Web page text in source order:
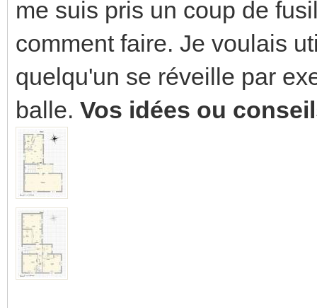
me suis pris un coup de
comment faire. Je voulais
quelqu'un se réveille par
balle. Vos idées ou